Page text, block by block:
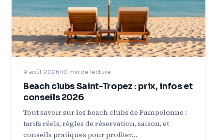
9 août 2026 10 min de lecture
Beach clubs Saint-Tropez : prix, infos et
conseils 2026
Tout savoir sur les beach clubs de Pampelonne :
tarifs réels, règles de réservation, saison, et
conseils pratiques pour profiter…